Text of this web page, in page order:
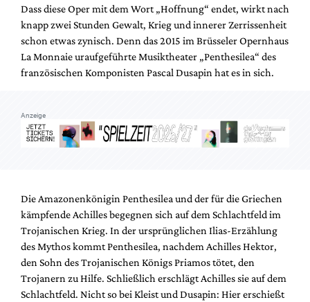
Autor:innen
Partner
Mediadaten
Suche
Dass diese Oper mit dem Wort „Hoffnung“ endet, wirkt nach
knapp zwei Stunden Gewalt, Krieg und innerer Zerrissenheit
schon etwas zynisch. Denn das 2015 im Brüsseler Opernhaus
La Monnaie uraufgeführte Musiktheater „Penthesilea“ des
französischen Komponisten Pascal Dusapin hat es in sich.
Anzeige
Die Amazonenkönigin Penthesilea und der für die Griechen
kämpfende Achilles begegnen sich auf dem Schlachtfeld im
Trojanischen Krieg. In der ursprünglichen Ilias-Erzählung
des Mythos kommt Penthesilea, nachdem Achilles Hektor,
den Sohn des Trojanischen Königs Priamos tötet, den
Trojanern zu Hilfe. Schließlich erschlägt Achilles sie auf dem
Schlachtfeld. Nicht so bei Kleist und Dusapin: Hier erschießt